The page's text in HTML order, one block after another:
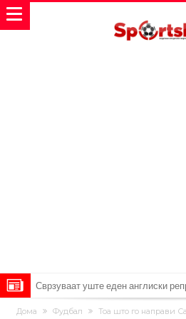
Сврзуваат уште еден англиски
Замена за Влаховиќ: Напаѓачот на
Дома Фудбал
Тоа што го направи